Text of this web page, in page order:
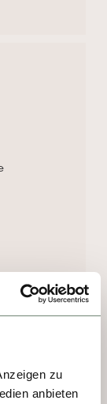
zu
anbieten